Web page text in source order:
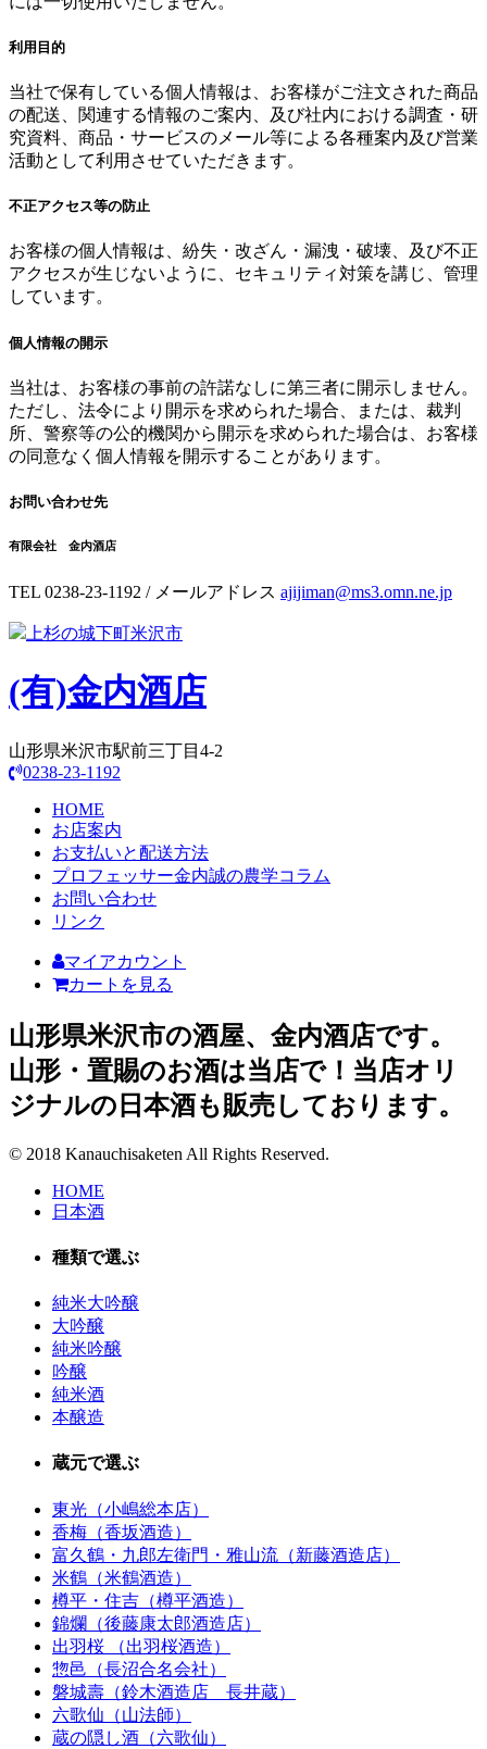
利用目的
当社で保有している個人情報は、お客様がご注文された商品
の配送、関連する情報のご案内、及び社内における調査・研
究資料、商品・サービスのメール等による各種案内及び営業
活動として利用させていただきます。
不正アクセス等の防止
お客様の個人情報は、紛失・改ざん・漏洩・破壊、及び不正
アクセスが生じないように、セキュリティ対策を講じ、管理
しています。
個人情報の開示
当社は、お客様の事前の許諾なしに第三者に開示しません。
ただし、法令により開示を求められた場合、または、裁判
所、警察等の公的機関から開示を求められた場合は、お客様
の同意なく個人情報を開示することがあります。
お問い合わせ先
有限会社 金内酒店
TEL 0238-23-1192 / メールアドレス ajijiman@ms3.omn.ne.jp
上杉の城下町米沢市
(有)金内酒店
山形県米沢市駅前三丁目4-2
0238-23-1192
HOME
お店案内
お支払いと配送方法
プロフェッサー金内誠の農学コラム
お問い合わせ
リンク
マイアカウント
カートを見る
山形県米沢市の酒屋、金内酒店です。
山形・置賜のお酒は当店で！当店オリ
ジナルの日本酒も販売しております。
© 2018 Kanauchisaketen All Rights Reserved.
HOME
日本酒
種類で選ぶ
純米大吟醸
大吟醸
純米吟醸
吟醸
純米酒
本醸造
蔵元で選ぶ
東光（小嶋総本店）
香梅（香坂酒造）
富久鶴・九郎左衛門・雅山流（新藤酒造店）
米鶴（米鶴酒造）
樽平・住吉（樽平酒造）
錦爛（後藤康太郎酒造店）
出羽桜 （出羽桜酒造）
惣邑（長沼合名会社）
磐城壽（鈴木酒造店 長井蔵）
六歌仙（山法師）
蔵の隠し酒（六歌仙）